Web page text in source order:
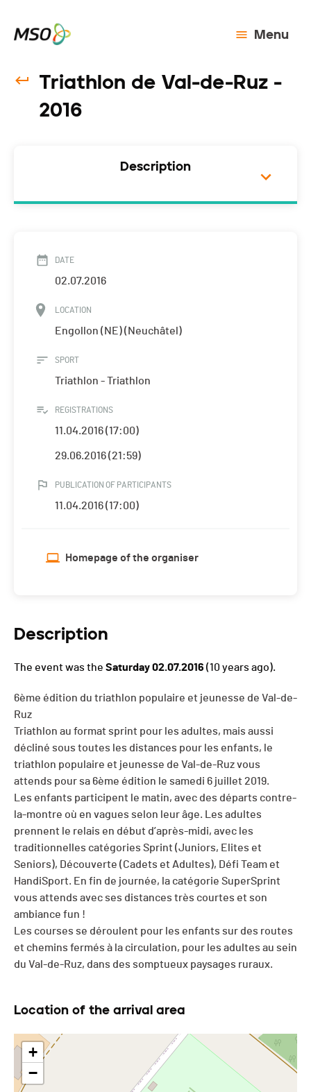
Menu
Triathlon de Val-de-Ruz -
2016
Description
DATE
02.07.2016
LOCATION
Engollon (NE) (Neuchâtel)
SPORT
Triathlon - Triathlon
REGISTRATIONS
11.04.2016 (17:00)
29.06.2016 (21:59)
PUBLICATION OF PARTICIPANTS
11.04.2016 (17:00)
Homepage of the organiser
Description
The event was the Saturday 02.07.2016 (10 years ago).
6ème édition du triathlon populaire et jeunesse de Val-de-
Ruz
Triathlon au format sprint pour les adultes, mais aussi
décliné sous toutes les distances pour les enfants, le
triathlon populaire et jeunesse de Val-de-Ruz vous
attends pour sa 6ème édition le samedi 6 juillet 2019.
Les enfants participent le matin, avec des départs contre-
la-montre où en vagues selon leur âge. Les adultes
prennent le relais en début d’après-midi, avec les
traditionnelles catégories Sprint (Juniors, Elites et
Seniors), Découverte (Cadets et Adultes), Défi Team et
HandiSport. En fin de journée, la catégorie SuperSprint
vous attends avec ses distances très courtes et son
ambiance fun !
Les courses se déroulent pour les enfants sur des routes
et chemins fermés à la circulation, pour les adultes au sein
du Val-de-Ruz, dans des somptueux paysages ruraux.
Location of the arrival area
+
−